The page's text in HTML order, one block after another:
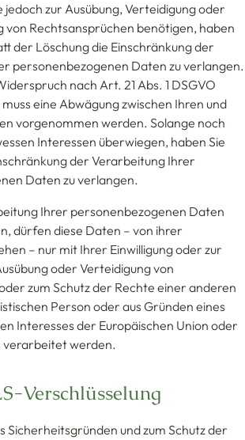
jedoch zur Ausübung, Verteidigung oder
von Rechtsansprüchen benötigen, haben
der Löschung die Einschränkung der
personenbezogenen Daten zu verlangen.
nach Art. 21 Abs. 1 DSGVO
eine Abwägung zwischen Ihren und
vorgenommen werden. Solange noch
Interessen überwiegen, haben Sie
der Verarbeitung Ihrer
Daten zu verlangen.
Ihrer personenbezogenen Daten
dürfen diese Daten – von ihrer
– nur mit Ihrer Einwilligung oder zur
oder Verteidigung von
zum Schutz der Rechte einer anderen
Person oder aus Gründen eines
Interesses der Europäischen Union oder
verarbeitet werden.
Verschlüsselung
Sicherheitsgründen und zum Schutz der